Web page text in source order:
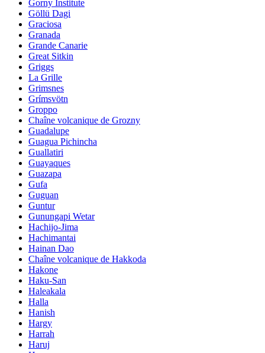
Gorny Institute
Göllü Dagi
Graciosa
Granada
Grande Canarie
Great Sitkin
Griggs
La Grille
Grimsnes
Grímsvötn
Groppo
Chaîne volcanique de Grozny
Guadalupe
Guagua Pichincha
Guallatiri
Guayaques
Guazapa
Gufa
Guguan
Guntur
Gunungapi Wetar
Hachijo-Jima
Hachimantai
Hainan Dao
Chaîne volcanique de Hakkoda
Hakone
Haku-San
Haleakala
Halla
Hanish
Hargy
Harrah
Haruj